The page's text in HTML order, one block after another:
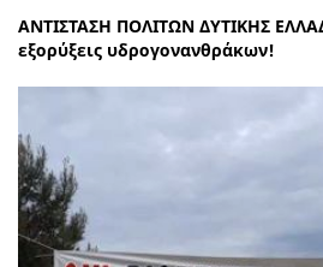
ΑΝΤΙΣΤΑΣΗ ΠΟΛΙΤΩΝ ΔΥΤΙΚΗΣ
εξορύξεις υδρογονανθράκων!